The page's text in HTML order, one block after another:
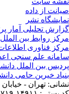
از داده
نشر
تحلیلی آمار
روابط بین الملل
فناوری اطلاعات
علم سنجی
بین الملل
خیرین حامی
تهران - خیابان